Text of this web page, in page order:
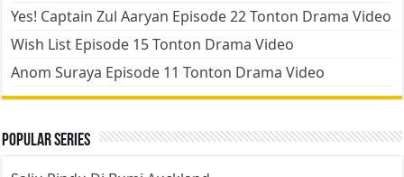
Yes! Captain Zul Aaryan Episode 22 Tonton Drama Video
Wish List Episode 15 Tonton Drama Video
Anom Suraya Episode 11 Tonton Drama Video
Popular Series